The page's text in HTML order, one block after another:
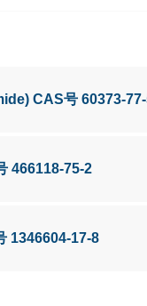
CAS号 60373-
466118-75-2
1346604-17-8